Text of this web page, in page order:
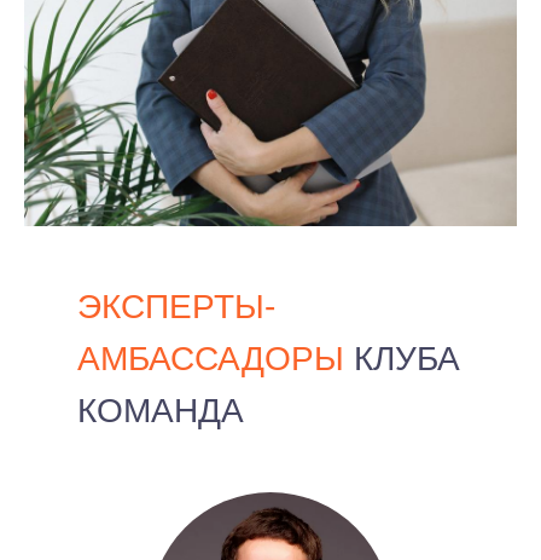
ЭКСПЕРТЫ-
АМБАССАДОРЫ КЛУБА
КОМАНДА